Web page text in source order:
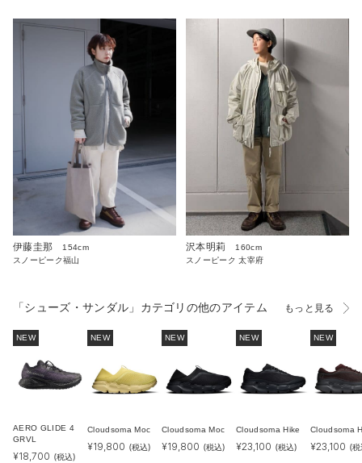
伊藤圭那
154cm
スノーピーク福山
沢本明莉
160cm
スノーピーク 太宰府
「シューズ・サンダル」カテゴリの他のアイテム もっと見る
NEW
AERO GLIDE 4
GRVL
¥18,700 (税込)
NEW
Cloudsoma Moc
¥19,800 (税込)
NEW
Cloudsoma Moc
¥19,800 (税込)
NEW
Cloudsoma Hike
¥23,100 (税込)
NEW
Cloudsoma
¥23,100 (